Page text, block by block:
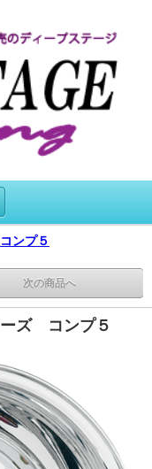
コンプ５
次の商品へ
ズ コンプ５